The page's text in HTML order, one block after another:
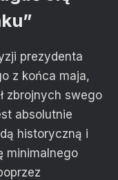
prezydenta
z końca maja,
zbrojnych swego
absolutnie
historyczną i
minimalnego